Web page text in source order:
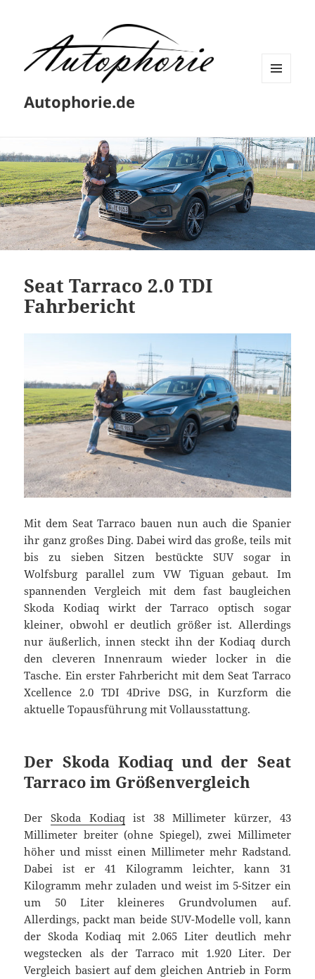
Autophorie.de
Seat Tarraco 2.0 TDI
Fahrbericht
Mit dem Seat Tarraco bauen nun auch die Spanier
ihr ganz großes Ding. Dabei wird das große, teils mit
bis zu sieben Sitzen bestückte SUV sogar in
Wolfsburg parallel zum VW Tiguan gebaut. Im
spannenden Vergleich mit dem fast baugleichen
Skoda Kodiaq wirkt der Tarraco optisch sogar
kleiner, obwohl er deutlich größer ist. Allerdings
nur äußerlich, innen steckt ihn der Kodiaq durch
den cleveren Innenraum wieder locker in die
Tasche. Ein erster Fahrbericht mit dem Seat Tarraco
Xcellence 2.0 TDI 4Drive DSG, in Kurzform die
aktuelle Topausführung mit Vollausstattung.
Der Skoda Kodiaq und der Seat
Tarraco im Größenvergleich
DerSkoda Kodiaqist 38 Millimeter kürzer, 43
Millimeter breiter (ohne Spiegel), zwei Millimeter
höher und misst einen Millimeter mehr Radstand.
Dabei ist er 41 Kilogramm leichter, kann 31
Kilogramm mehr zuladen und weist im 5-Sitzer ein
um 50 Liter kleineres Grundvolumen auf.
Allerdings, packt man beide SUV-Modelle voll, kann
der Skoda Kodiaq mit 2.065 Liter deutlich mehr
wegstecken als der Tarraco mit 1.920 Liter. Der
Vergleich basiert auf dem gleichen Antrieb in Form